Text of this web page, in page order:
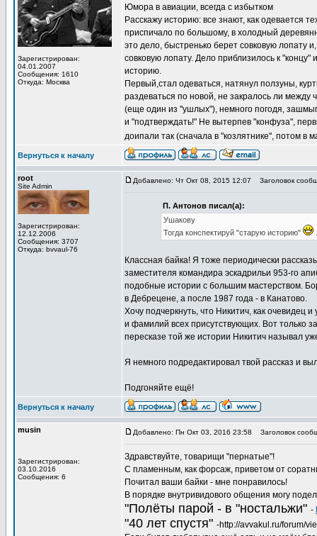
Зарегистрирован:
04.01.2007
Сообщения: 1610
Откуда: Москва
Юмора в авиации, всегда с избытком
Расскажу историю: все знают, как одевается
приспичало по большому, в холодный
это дело, быстренько берет совковую лопату
совковую лопату. Дело приблизилось к
историю.
Первый,стал одеваться, натянул ползуны,
раздеваться по новой, не закралось ли
(еще один из "ушлых"), немного погодя,
и "подтверждать!" Не вытерпев "конфуза",
доипали так (сначала в "козлятнике", потом в
Вернуться к началу
root
Site Admin
Зарегистрирован:
12.12.2006
Сообщения: 3707
Откуда: bvvaul-76
Добавлено: Чт Окт 08, 2015 12:07 Заголовок
П. Антонов писал(а):
Ушакову
Тогда конспектируй "старую историю"
Классная байка! Я тоже периодически
заместителя командира эскадрильи 953-го
подобные истории с большим мастерством.
в Дебрецене, а после 1987 года - в Канатово.
Хочу подчеркнуть, что Никитич, как очевидец
и фамилий всех присутствующих. Вот только
пересказе той же истории Никитич называл
Я немного подредактировал твой рассказ и
Подгоняйте ещё!
Вернуться к началу
musin
Зарегистрирован:
03.10.2016
Сообщения: 6
Добавлено: Пн Окт 03, 2016 23:58 Заголовок
Здравствуйте, товарищи "пернатые"!
С пламенным, как форсаж, приветом от
Почитал ваши байки - мне понравилось!
В порядке внутривидового общения могу
"Полёты парой - в "ностальжи" -
"40 лет спустя" -http://avvakul.ru/forum/